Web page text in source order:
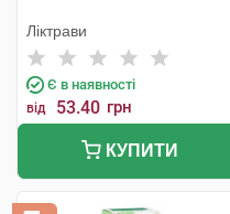
Ліктрави
Є в наявності
від 53.40 грн
КУПИТИ